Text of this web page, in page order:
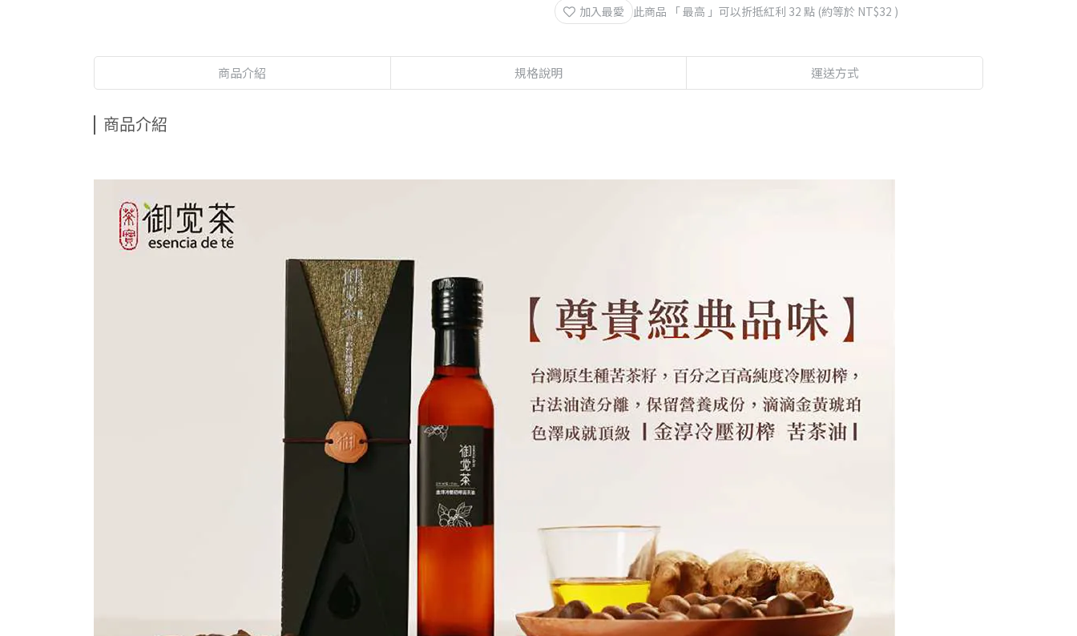
加入最愛 此商品 「 最高 」可以折抵紅利 32 點 (約等於 NT$32 )
商品介紹 規格說明 運送方式
商品介紹